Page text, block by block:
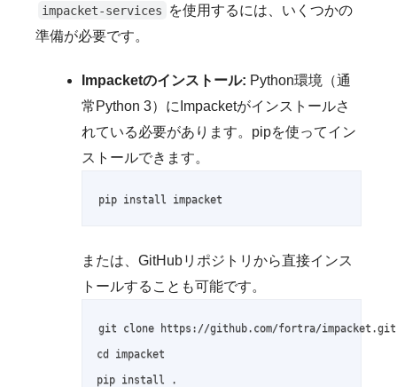
impacket-services
を使用するには、いくつかの
準備が必要です。
Impacketのインストール: Python環境（通
常Python 3）にImpacketがインストールさ
れている必要があります。pipを使ってイン
ストールできます。
pip install impacket
または、GitHubリポジトリから直接インス
トールすることも可能です。
git clone https://github.com/fortra/impacket.git
cd impacket
pip install .